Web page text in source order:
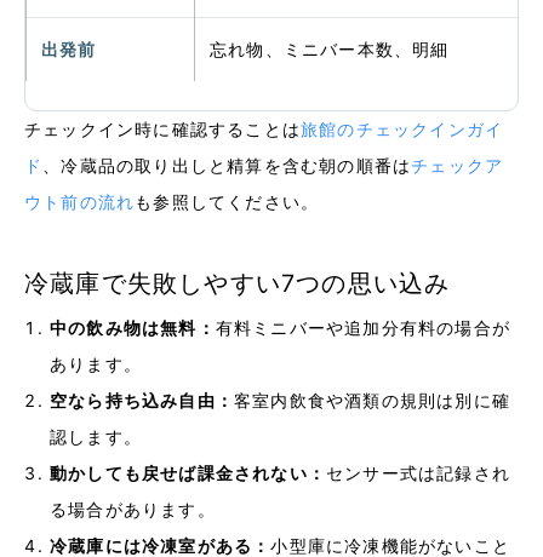
出発前 忘れ物、ミニバー本数、明細
チェックイン時に確認することは旅館のチェックインガイ
ド
、冷蔵品の取り出しと精算を含む朝の順番はチェックア
ウト前の流れも参照してください。
冷蔵庫で失敗しやすい7つの思い込み
中の飲み物は無料： 有料ミニバーや追加分有料の場合が
あります。
空なら持ち込み自由： 客室内飲食や酒類の規則は別に確
認します。
動かしても戻せば課金されない： センサー式は記録され
る場合があります。
冷蔵庫には冷凍室がある：小型庫に冷凍機能がないこと